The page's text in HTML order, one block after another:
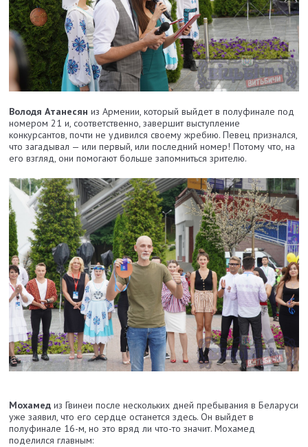
Володя Атанесяниз Армении, который выйдет в полуфинале под
номером 21 и, соответственно, завершит выступление
конкурсантов, почти не удивился своему жребию. Певец признался,
что загадывал — или первый, или последний номер! Потому что, на
его взгляд, они помогают больше запомниться зрителю.
Мохамедиз Гвинеи после нескольких дней пребывания в Беларуси
уже заявил, что его сердце останется здесь. Он выйдет в
полуфинале 16-м, но это вряд ли что-то значит. Мохамед
поделился главным: